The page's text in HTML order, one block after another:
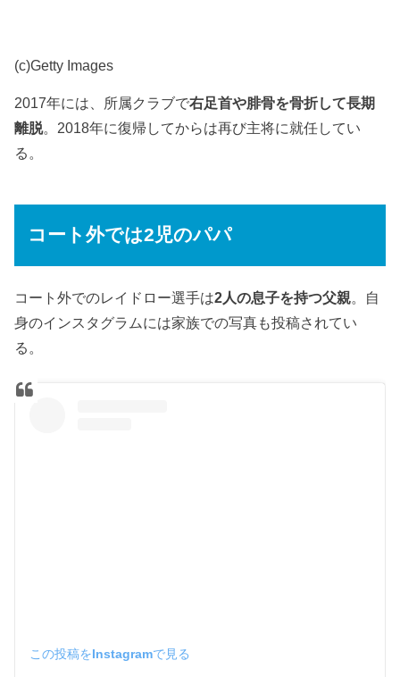
(c)Getty Images
2017年には、所属クラブで右足首や腓骨を骨折して長期
離脱。2018年に復帰してからは再び主将に就任してい
る。
コート外では2児のパパ
コート外でのレイドロー選手は2人の息子を持つ父親 。自
身のインスタグラムには家族での写真も投稿されてい
る。
この投稿をInstagramで見る